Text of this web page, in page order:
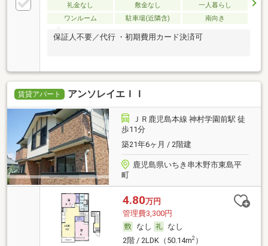
礼金なし 敷金なし
一人暮らし
ワンルーム
駐車場(近隣含) 南向き
保証人不要／代行 ・初期費用カード決済可
賃貸アパート アンソレイエＩＩ
ＪＲ鹿児島本線 神村学園前駅 徒
歩11分
築21年6ヶ月 / 2階建
鹿児島県いちき串木野市東島平
町
4.80万円
管理費3,300円
なし
なし
2階 / 2LDK（50.14m2）